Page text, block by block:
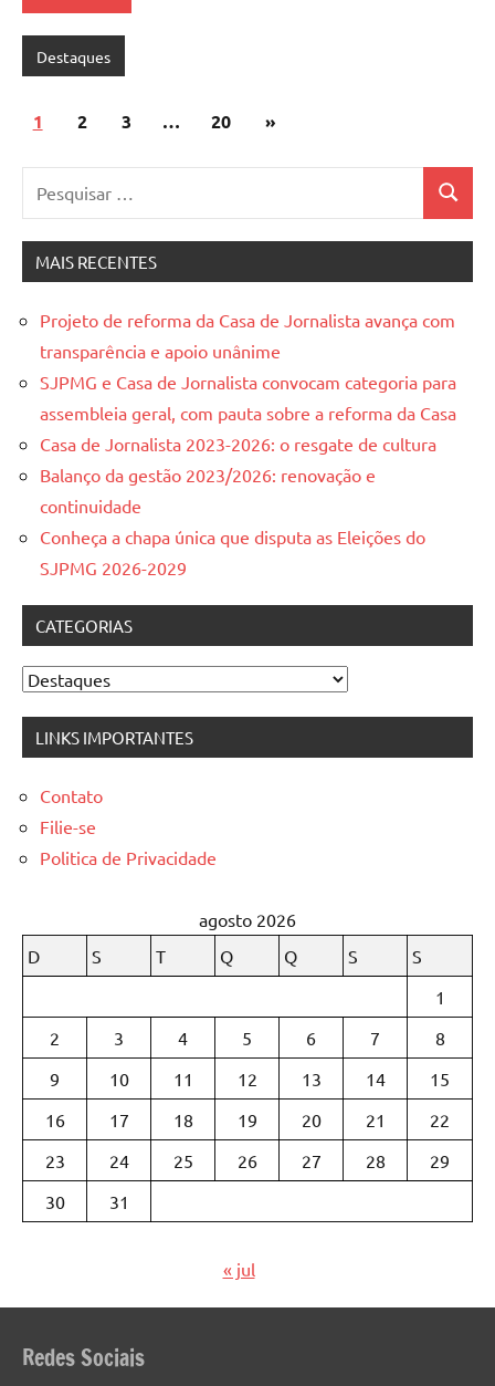
Destaques
Paginação
posts
1 2 3 … 20
Post
»
MAIS RECENTES
Projeto de reforma da Casa de Jornalista avança com
transparência e apoio unânime
SJPMG e Casa de Jornalista convocam categoria para
assembleia geral, com pauta sobre a reforma da Casa
Casa de Jornalista 2023-2026: o resgate de cultura
Balanço da gestão 2023/2026: renovação e
continuidade
Conheça a chapa única que disputa as Eleições do
SJPMG 2026-2029
CATEGORIAS
Categorias
LINKS IMPORTANTES
Contato
Filie-se
Politica de Privacidade
agosto 2026
D
S T Q Q S
S
1
2
3 4 5 6 7
8
9
10 11 12 13 14
15
16
17 18 19 20 21
22
23
24 25 26 27 28
29
30
31
« jul
Redes Sociais